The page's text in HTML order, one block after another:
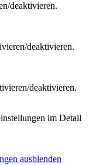
deaktivieren.
deaktivieren.
deaktivieren.
im Detail
ausblenden